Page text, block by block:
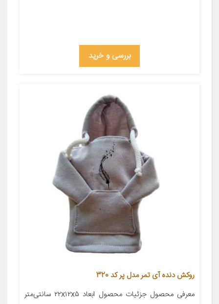
بررسی و خرید
روکش دنده آی تمر مدل پر کد 320
معرفی محصول جزئیات محصول ابعاد ۲۲x۱۲x۵ سانتی‌متر